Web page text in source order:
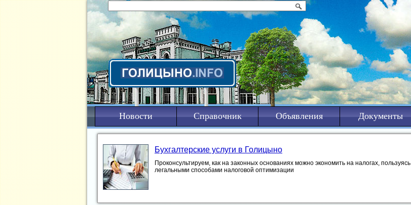
Новости Справочник Объявления Документы
Бухгалтерские услуги в Голицыно
Проконсультируем, как на законных основаниях можно экономить на налогах, пользуясь
легальными способами налоговой оптимизации